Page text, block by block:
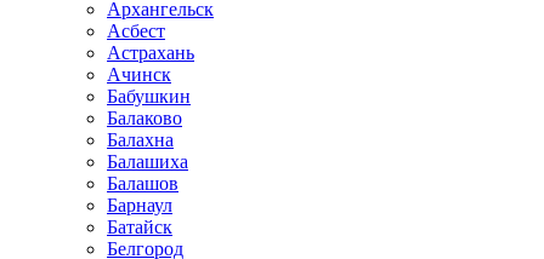
Архангельск
Асбест
Астрахань
Ачинск
Бабушкин
Балаково
Балахна
Балашиха
Балашов
Барнаул
Батайск
Белгород